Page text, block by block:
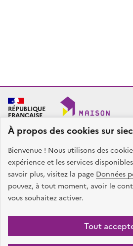
À propos des cookies sur
Bienvenue ! Nous utilisons des
expérience et les services
savoir plus, visitez la page Données
pouvez, à tout moment, avoir le
vous souhaitez activer.
Tout
RÉPUBLIQUE
FRANÇAISE
SIEC - Maison des examens
Académies de Créteil, Paris et
7, rue Ernest Renan
94749 ARCUEIL CEDEX
Nous contacter
facebook
x